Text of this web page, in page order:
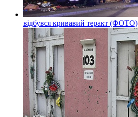
відбувся кривавий теракт (ФОТО)